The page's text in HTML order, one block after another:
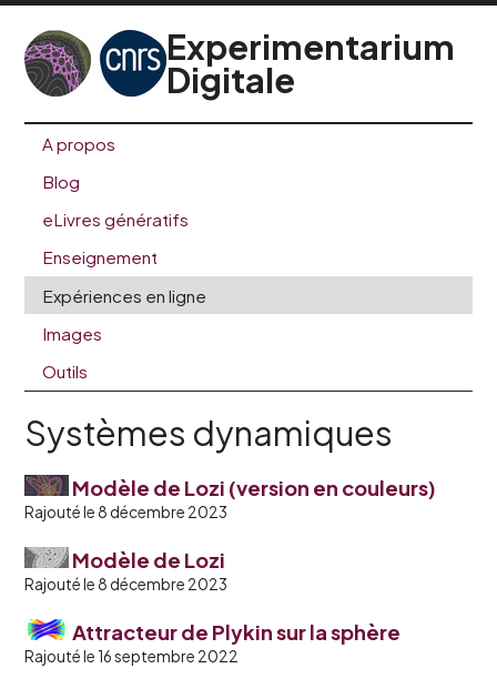
Experimentarium
Digitale
A propos
Blog
eLivres génératifs
Enseignement
Expériences en ligne
Images
Outils
Systèmes dynamiques
Modèle de Lozi (version en couleurs)
Rajouté le 8 décembre 2023
Modèle de Lozi
Rajouté le 8 décembre 2023
Attracteur de Plykin sur la sphère
Rajouté le 16 septembre 2022